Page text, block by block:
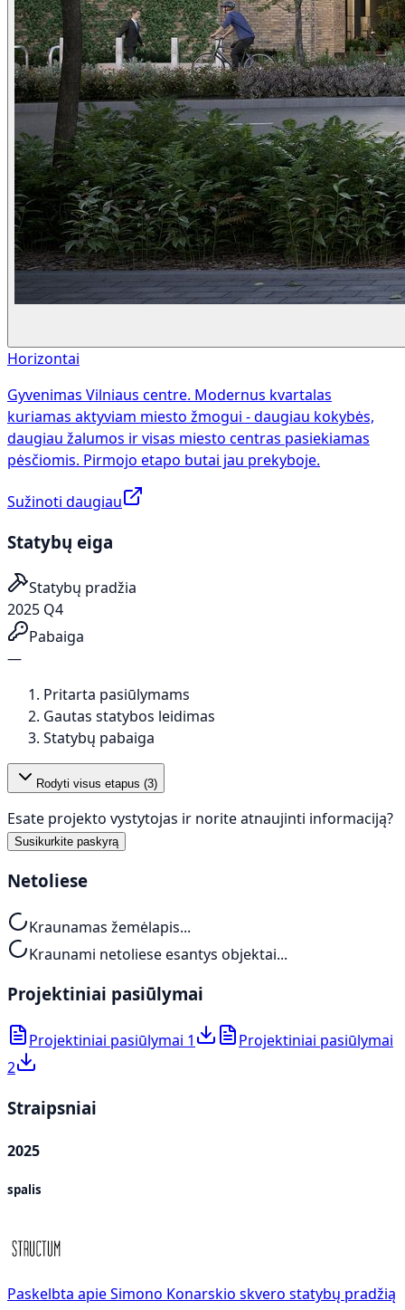
Horizontai
Gyvenimas Vilniaus centre. Modernus kvartalas
kuriamas aktyviam miesto žmogui - daugiau kokybės,
daugiau žalumos ir visas miesto centras pasiekiamas
pėsčiomis. Pirmojo etapo butai jau prekyboje.
Sužinoti daugiau
Statybų eiga
Statybų pradžia
2025 Q4
Pabaiga
—
Pritarta pasiūlymams
Gautas statybos leidimas
Statybų pabaiga
Rodyti visus etapus (3)
Esate projekto vystytojas ir norite atnaujinti informaciją?
Susikurkite paskyrą
Netoliese
Kraunamas žemėlapis...
Kraunami netoliese esantys objektai...
Projektiniai pasiūlymai
Projektiniai pasiūlymai 1
Projektiniai pasiūlymai
2
Straipsniai
2025
spalis
Paskelbta apie Simono Konarskio skvero statybų pradžią